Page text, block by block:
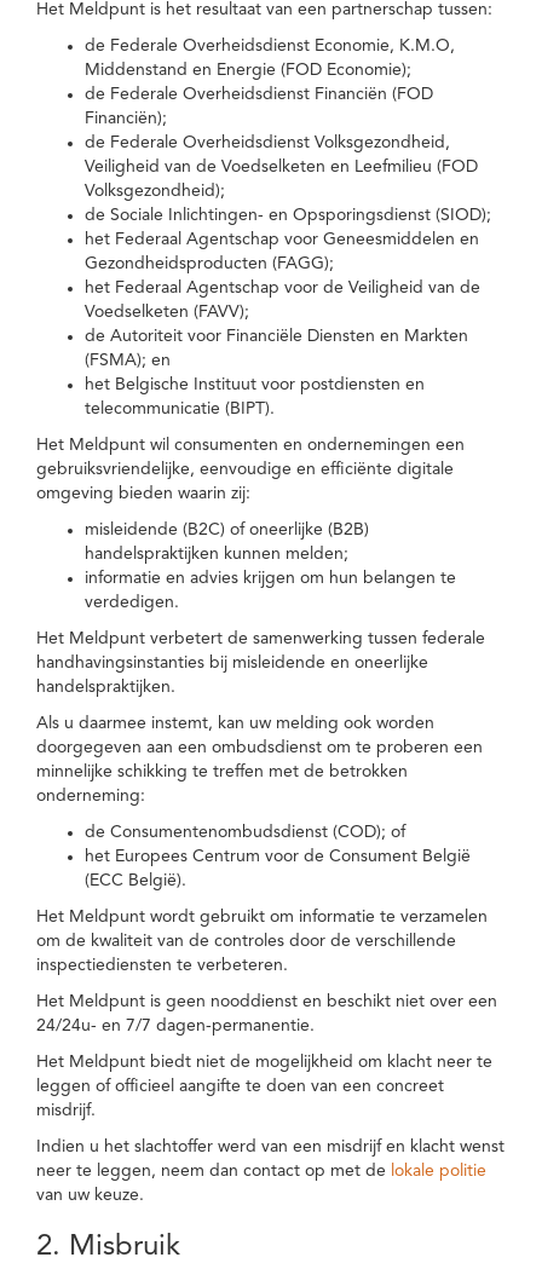
Het Meldpunt is het resultaat van een partnerschap tussen:
de Federale Overheidsdienst Economie, K.M.O,
Middenstand en Energie (FOD Economie);
de Federale Overheidsdienst Financiën (FOD
Financiën);
de Federale Overheidsdienst Volksgezondheid,
Veiligheid van de Voedselketen en Leefmilieu (FOD
Volksgezondheid);
de Sociale Inlichtingen- en Opsporingsdienst (SIOD);
het Federaal Agentschap voor Geneesmiddelen en
Gezondheidsproducten (FAGG);
het Federaal Agentschap voor de Veiligheid van de
Voedselketen (FAVV);
de Autoriteit voor Financiële Diensten en Markten
(FSMA); en
het Belgische Instituut voor postdiensten en
telecommunicatie (BIPT).
Het Meldpunt wil consumenten en ondernemingen een
gebruiksvriendelijke, eenvoudige en efficiënte digitale
omgeving bieden waarin zij:
misleidende (B2C) of oneerlijke (B2B)
handelspraktijken kunnen melden;
informatie en advies krijgen om hun belangen te
verdedigen.
Het Meldpunt verbetert de samenwerking tussen federale
handhavingsinstanties bij misleidende en oneerlijke
handelspraktijken.
Als u daarmee instemt, kan uw melding ook worden
doorgegeven aan een ombudsdienst om te proberen een
minnelijke schikking te treffen met de betrokken
onderneming:
de Consumentenombudsdienst (COD); of
het Europees Centrum voor de Consument België
(ECC België).
Het Meldpunt wordt gebruikt om informatie te verzamelen
om de kwaliteit van de controles door de verschillende
inspectiediensten te verbeteren.
Het Meldpunt is geen nooddienst en beschikt niet over een
24/24u- en 7/7 dagen-permanentie.
Het Meldpunt biedt niet de mogelijkheid om klacht neer te
leggen of officieel aangifte te doen van een concreet
misdrijf.
Indien u het slachtoffer werd van een misdrijf en klacht wenst
neer te leggen, neem dan contact op met de lokale politie
van uw keuze.
2. Misbruik